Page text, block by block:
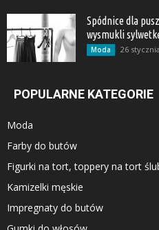
Spódnice dla
wysmukli
Moda 26
POPULARNE KATEGORIE
Moda
Farby do butów
Figurki na tort, toppery na tort
Kamizelki męskie
Impregnaty do butów